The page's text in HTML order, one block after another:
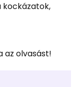
kockázatok,
az olvasást!